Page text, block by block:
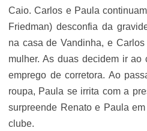
Caio. Carlos e Paula
Friedman) desconfia da
na casa de Vandinha, e
mulher. As duas decidem ir
emprego de corretora. Ao
roupa, Paula se irrita com a
surpreende Renato e Paula
clube.